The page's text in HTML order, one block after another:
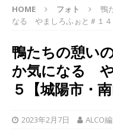
HOME フォト
鴨
なる やましろふぉと＃１４
鴨たちの憩い
か気になる
５【城陽市・
2023年2月7日 ALCO